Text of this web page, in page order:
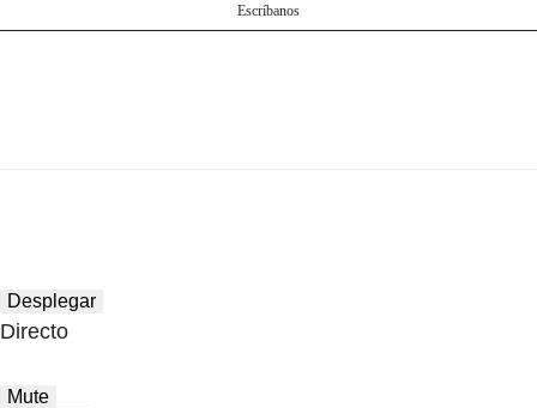
Escríbanos
Desplegar
Directo
Mute